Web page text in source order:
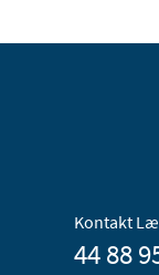
Kontakt
44 88